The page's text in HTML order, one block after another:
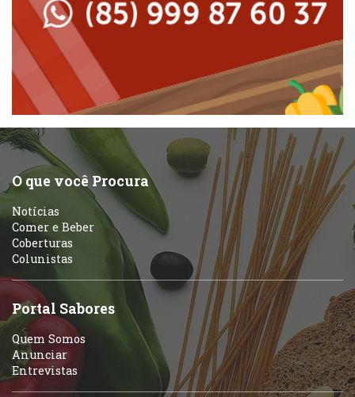
Massas
Peixes e Frutos do Mar
Pizzarias
Portuguesa
Self-service
Sobremesas e sorvetes
Peixes e Frutos do Mar
Pizzarias
Portuguesa
Sobremesas e sorvetes
Variados
O que você Procura
Notícias
Comer e Beber
Coberturas
Colunistas
Portal Sabores
Quem Somos
Anunciar
Entrevistas